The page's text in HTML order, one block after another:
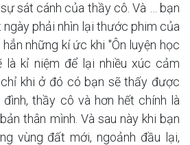
sát cánh của thầy cô. Và … bạn
ngày phải nhìn lại thước phim của
những kí ức khi "Ôn luyện học
là kỉ niệm để lại nhiều xúc cảm
khi ở đó có bạn sẽ thấy được
thầy cô và hơn hết chính là
thân mình. Và sau này khi bạn
vùng đất mới, ngoảnh đầu lại,